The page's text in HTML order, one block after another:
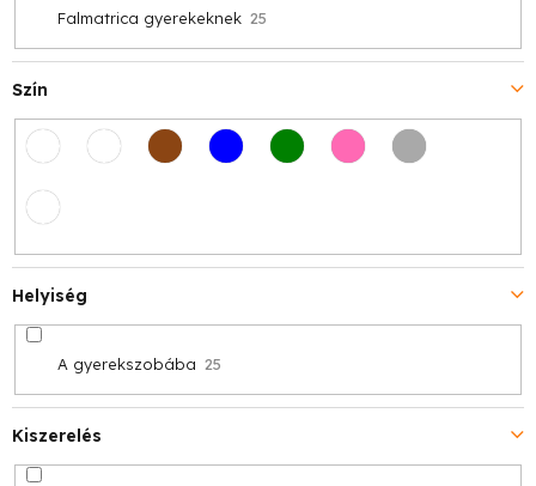
Falmatrica gyerekeknek 25
Szín
Helyiség
A gyerekszobába 25
Kiszerelés